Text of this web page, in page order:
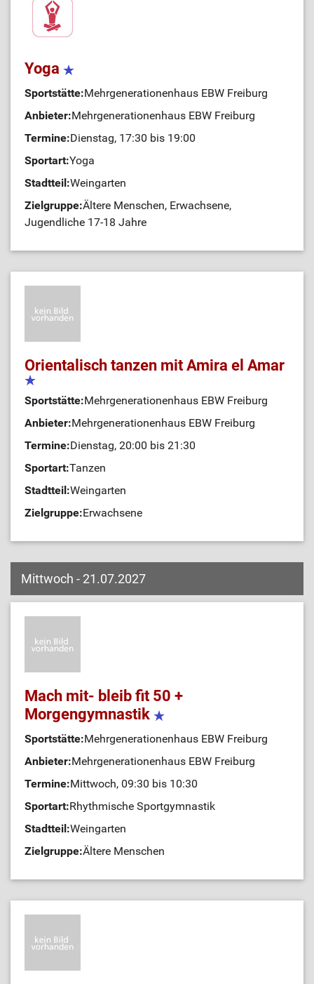
Yoga
Sportstätte:Mehrgenerationenhaus EBW Freiburg
Anbieter:Mehrgenerationenhaus EBW Freiburg
Termine:Dienstag, 17:30 bis 19:00
Sportart:Yoga
Stadtteil:Weingarten
Zielgruppe:Ältere Menschen, Erwachsene,
Jugendliche 17-18 Jahre
Orientalisch tanzen mit Amira el Amar
Sportstätte:Mehrgenerationenhaus EBW Freiburg
Anbieter:Mehrgenerationenhaus EBW Freiburg
Termine:Dienstag, 20:00 bis 21:30
Sportart:Tanzen
Stadtteil:Weingarten
Zielgruppe:Erwachsene
Mittwoch - 21.07.2027
Mach mit- bleib fit 50 +
Morgengymnastik
Sportstätte:Mehrgenerationenhaus EBW Freiburg
Anbieter:Mehrgenerationenhaus EBW Freiburg
Termine:Mittwoch, 09:30 bis 10:30
Sportart:Rhythmische Sportgymnastik
Stadtteil:Weingarten
Zielgruppe:Ältere Menschen